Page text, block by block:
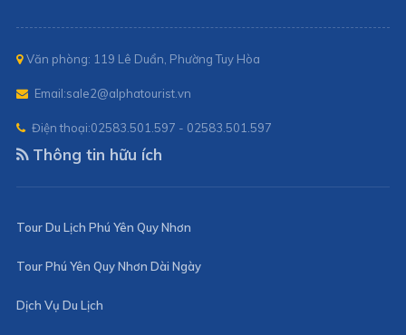
Văn phòng: 119 Lê Duẩn, Phường Tuy Hòa
Email:sale2@alphatourist.vn
Điện thoại:02583.501.597 - 02583.501.597
Thông tin hữu ích
Tour Du Lịch Phú Yên Quy Nhơn
Tour Phú Yên Quy Nhơn Dài Ngày
Dịch Vụ Du Lịch